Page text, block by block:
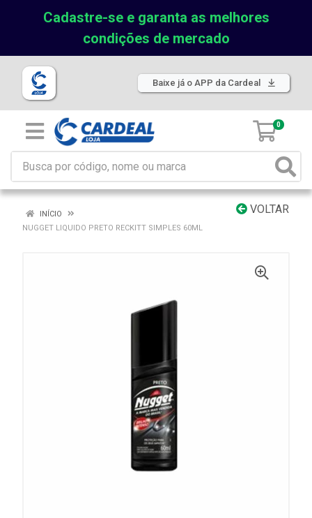
Cadastre-se e garanta as melhores
condições de mercado
Baixe já o APP da Cardeal
0
VOLTAR
INÍCIO
NUGGET LIQUIDO PRETO RECKITT SIMPLES 60ML